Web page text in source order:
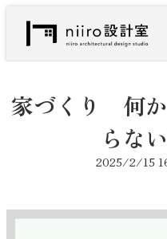
ス
ッ
プ
家づくり 何
らな
2025/2/15